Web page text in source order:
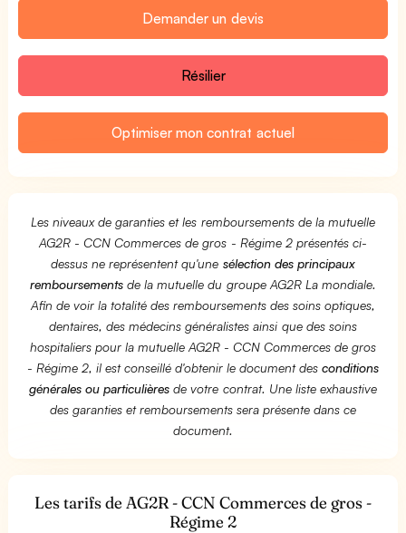
Demander un devis
Résilier
Optimiser mon contrat actuel
Les niveaux de garanties et les remboursements de la mutuelle
AG2R - CCN Commerces de gros - Régime 2 présentés ci-
dessus ne représentent qu'une sélection des principaux
remboursements de la mutuelle du groupe AG2R La mondiale.
Afin de voir la totalité des remboursements des soins optiques,
dentaires, des médecins généralistes ainsi que des soins
hospitaliers pour la mutuelle AG2R - CCN Commerces de gros
- Régime 2, il est conseillé d'obtenir le document desconditions
générales ou particulières de votre contrat. Une liste exhaustive
des garanties et remboursements sera présente dans ce
document.
Les tarifs de AG2R - CCN Commerces de gros -
Régime 2